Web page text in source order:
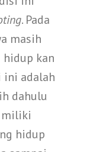
. Pada
masih
hidup kan
ini adalah
dahulu
miliki
hidup